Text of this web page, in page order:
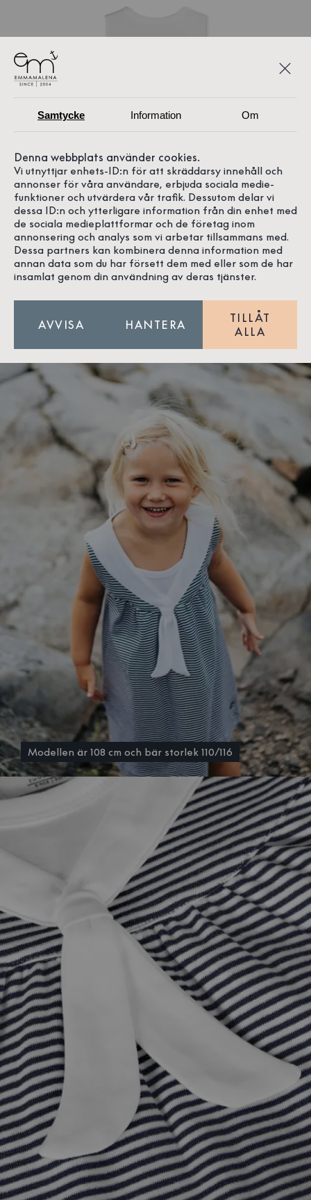
Modellen är 108 cm och bär storlek 110/116
Samtycke Information Om
Denna webbplats använder cookies.
Vi utnyttjar enhets-ID:n för att skräddarsy innehåll och
annonser för våra användare, erbjuda sociala medie-
funktioner och utvärdera vår trafik. Dessutom delar vi
dessa ID:n och ytterligare information från din enhet med
de sociala medieplattformar och de företag inom
annonsering och analys som vi arbetar tillsammans med.
Dessa partners kan kombinera denna information med
annan data som du har försett dem med eller som de har
insamlat genom din användning av deras tjänster.
AVVISA HANTERA
TILLÅT
ALLA